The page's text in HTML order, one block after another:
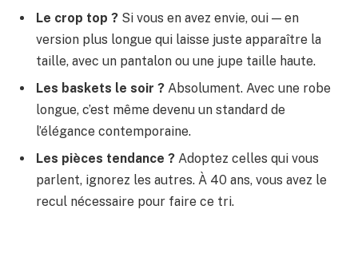
Le crop top ? Si vous en avez envie, oui — en
version plus longue qui laisse juste apparaître la
taille, avec un pantalon ou une jupe taille haute.
Les baskets le soir ? Absolument. Avec une robe
longue, c’est même devenu un standard de
l’élégance contemporaine.
Les pièces tendance ? Adoptez celles qui vous
parlent, ignorez les autres. À 40 ans, vous avez le
recul nécessaire pour faire ce tri.